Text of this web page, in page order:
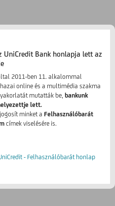
UniCredit Bank honlapja lett az
2011-ben 11. alkalommal
online és a multimédia szakma
mutatták be, bankunk
lett.
minket a Felhasználóbarát
címek viselésére is.